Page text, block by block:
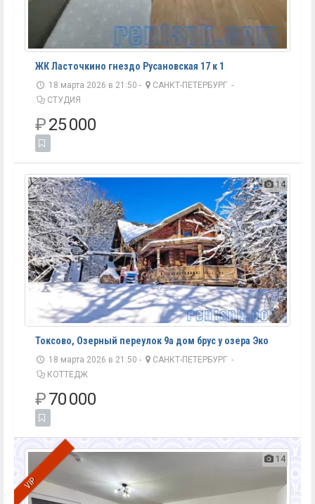
ЖК Ласточкино гнездо Русановская 17 к 1
18 марта 2026 в 21:50 - САНКТ-ПЕТЕРБУРГ -
СТУДИЯ
₽25 000
14
Токсово, Озерный переулок 9а дом брус у озера Эко
18 марта 2026 в 21:50 - САНКТ-ПЕТЕРБУРГ -
КОТТЕДЖ
₽70 000
VIP
14